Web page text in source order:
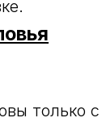
только с